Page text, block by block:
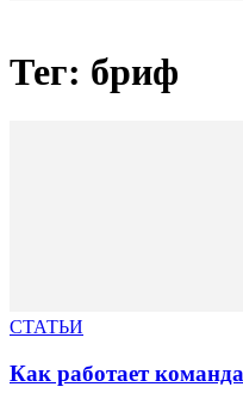
Тег: бриф
СТАТЬИ
Как работает